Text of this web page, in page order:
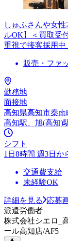
しゅふさんや女
ルOK】＜買取受
重視で接客採用中
販売・ファ
勤務地
面接地
高知県高知市秦南
高知駅、旭(高知)
シフト
1日8時間 週3日か
交通費支給
未経験OK
詳細を見る
応募
派遣労働者
株式会社シエロ_
ール高知店/AF5